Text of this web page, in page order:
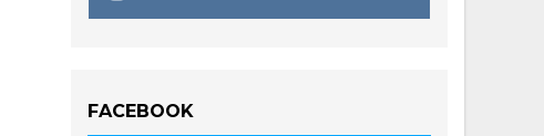
FACEBOOK